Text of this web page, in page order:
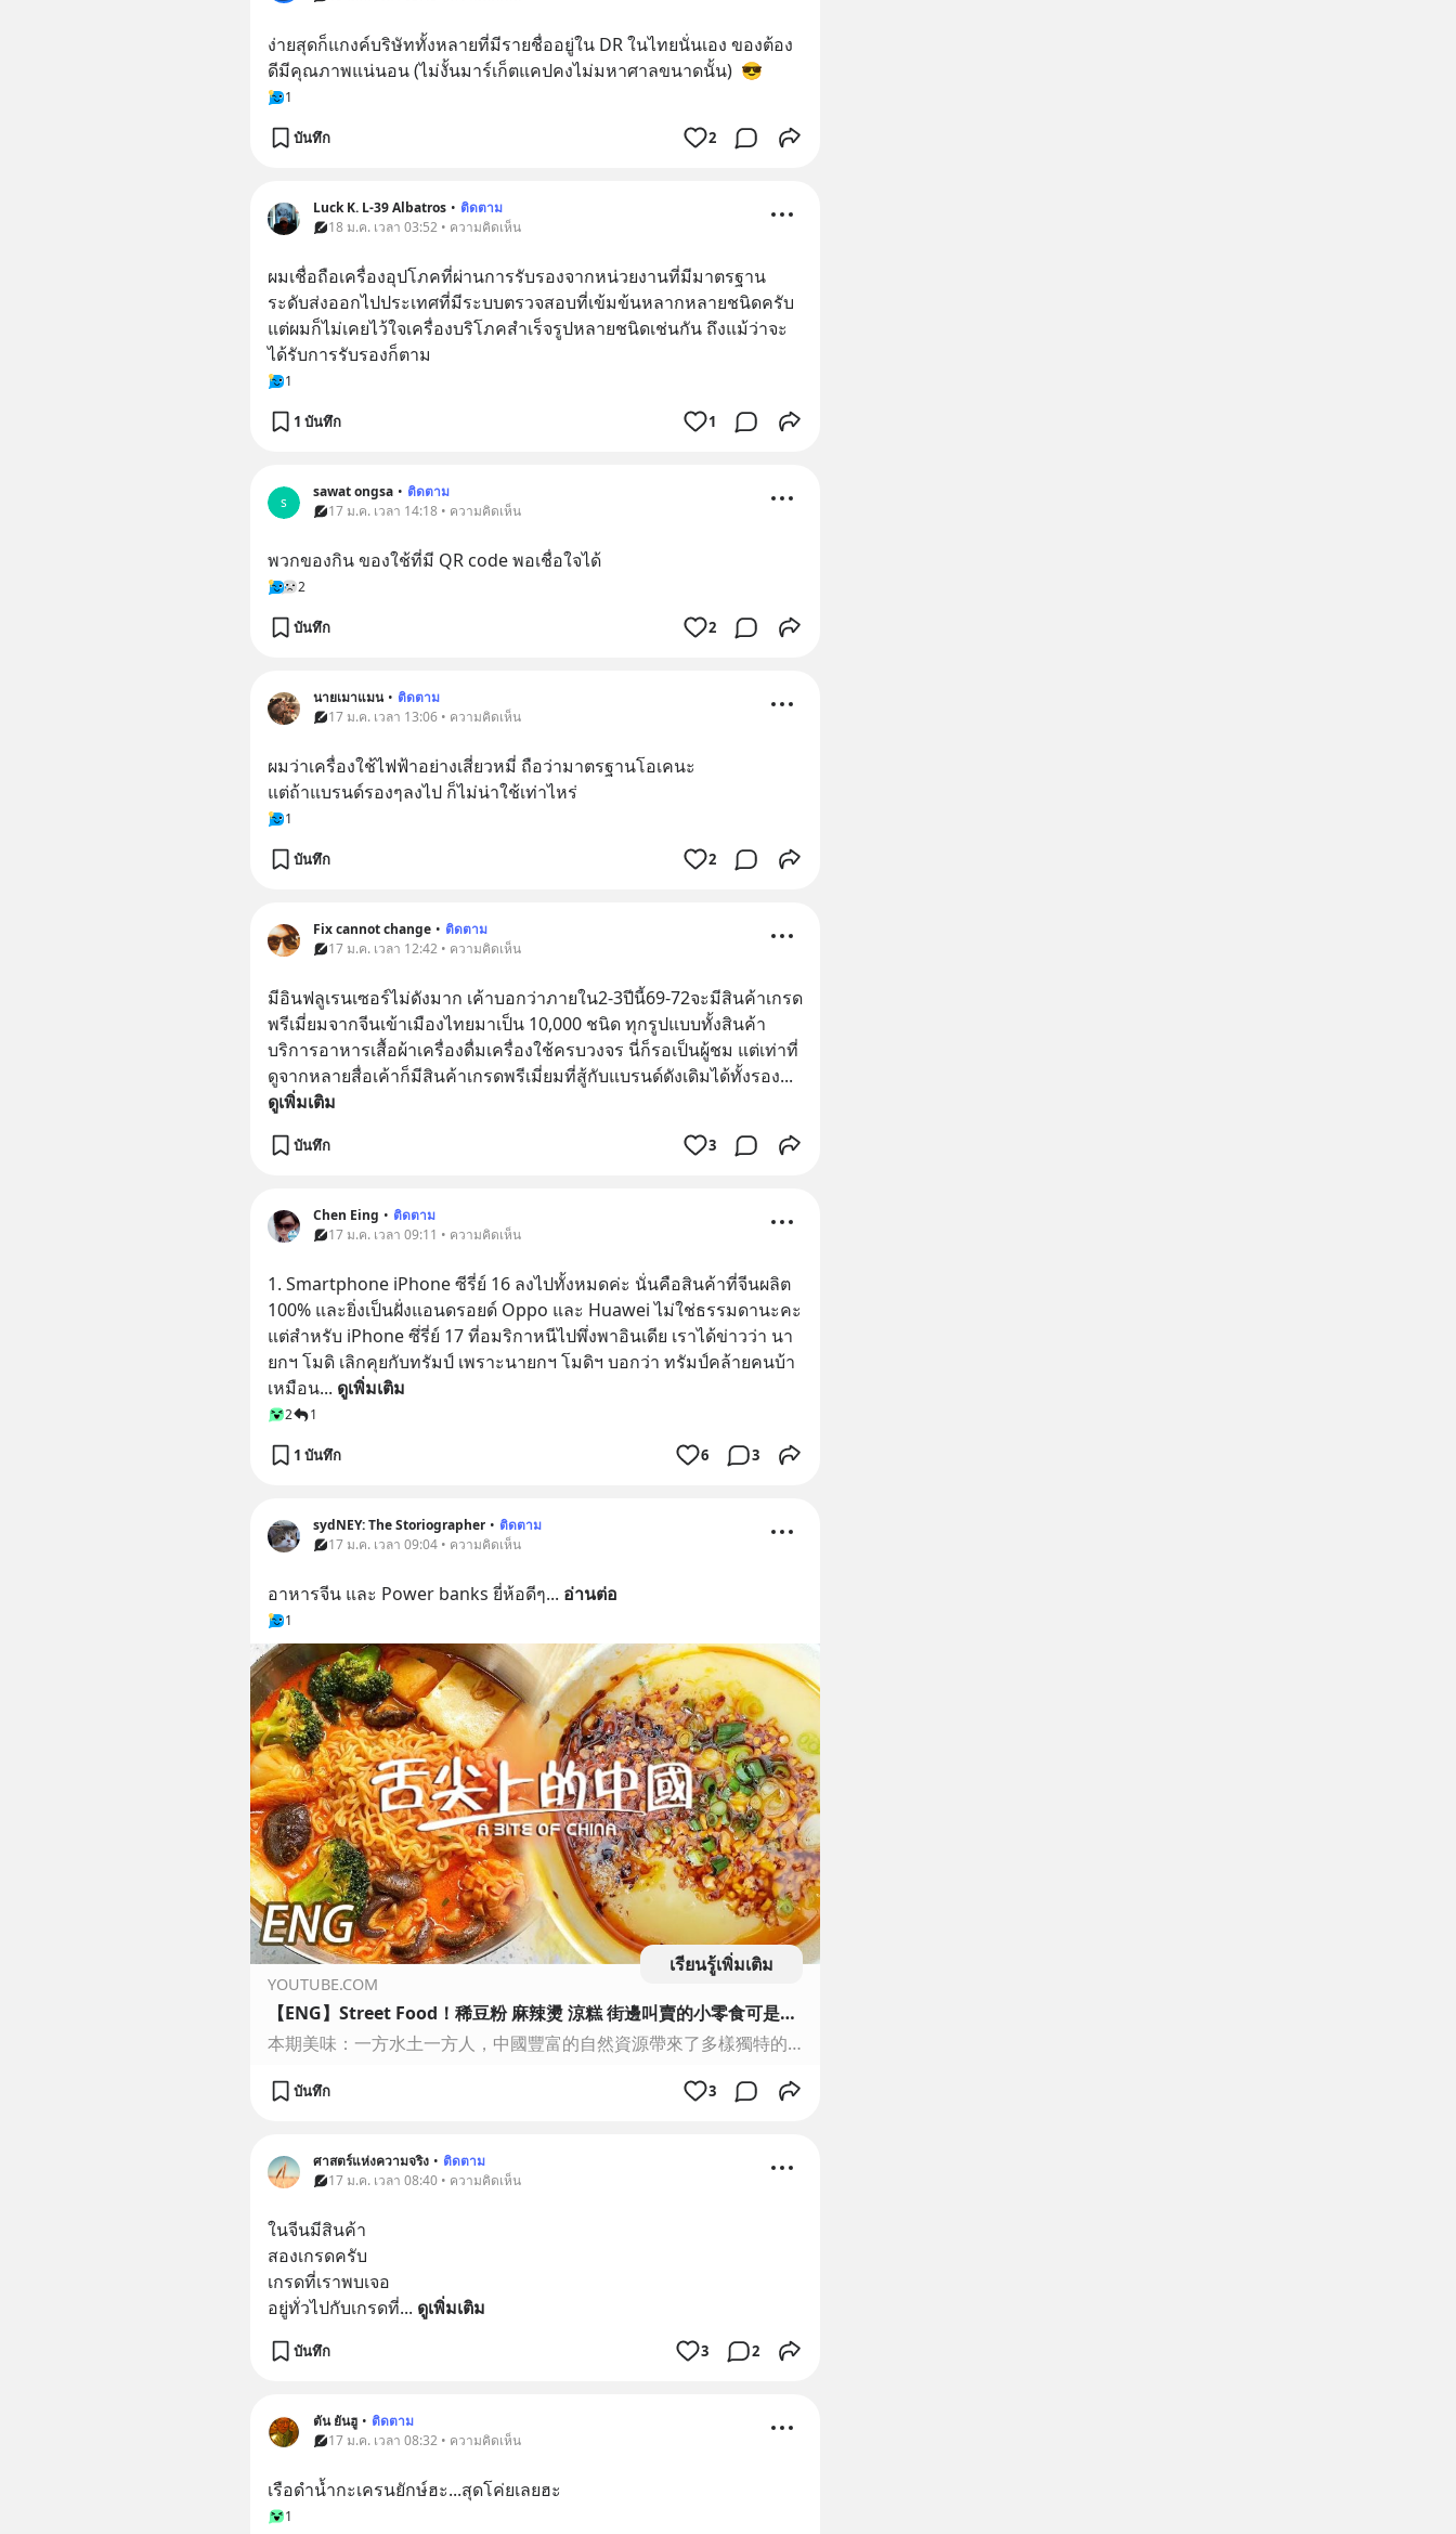
ง่ายสุดก็แกงค์บริษัททั้งหลายที่มีรายชื่ออยู่ใน DR ในไทยนั่นเอง ของต้อง
ดีมีคุณภาพแน่นอน (ไม่งั้นมาร์เก็ตแคปคงไม่มหาศาลขนาดนั้น)  😎
1
บันทึก 2
Luck K. L-39 Albatros • ติดตาม
18 ม.ค. เวลา 03:52 • ความคิดเห็น
ผมเชื่อถือเครื่องอุปโภคที่ผ่านการรับรองจากหน่วยงานที่มีมาตรฐาน
ระดับส่งออกไปประเทศที่มีระบบตรวจสอบที่เข้มข้นหลากหลายชนิดครับ
แต่ผมก็ไม่เคยไว้ใจเครื่องบริโภคสำเร็จรูปหลายชนิดเช่นกัน ถึงแม้ว่าจะ
ได้รับการรับรองก็ตาม
1
1 บันทึก 1
s
sawat ongsa • ติดตาม
17 ม.ค. เวลา 14:18 • ความคิดเห็น
พวกของกิน ของใช้ที่มี QR code พอเชื่อใจได้
2
บันทึก 2
นายเมาแมน • ติดตาม
17 ม.ค. เวลา 13:06 • ความคิดเห็น
ผมว่าเครื่องใช้ไฟฟ้าอย่างเสี่ยวหมี่ ถือว่ามาตรฐานโอเคนะ
แต่ถ้าแบรนด์รองๆลงไป ก็ไม่น่าใช้เท่าไหร่
1
บันทึก 2
Fix cannot change • ติดตาม
17 ม.ค. เวลา 12:42 • ความคิดเห็น
มีอินฟลูเรนเซอร์ไม่ดังมาก เค้าบอกว่าภายใน2-3ปีนี้69-72จะมีสินค้าเกรด
พรีเมี่ยมจากจีนเข้าเมืองไทยมาเป็น 10,000 ชนิด ทุกรูปแบบทั้งสินค้า
บริการอาหารเสื้อผ้าเครื่องดื่มเครื่องใช้ครบวงจร นี่ก็รอเป็นผู้ชม แต่เท่าที่
ดูจากหลายสื่อเค้าก็มีสินค้าเกรดพรีเมี่ยมที่สู้กับแบรนด์ดังเดิมได้ทั้งรอง...
ดูเพิ่มเติม
บันทึก 3
Chen Eing • ติดตาม
17 ม.ค. เวลา 09:11 • ความคิดเห็น
1. Smartphone iPhone ซีรี่ย์ 16 ลงไปทั้งหมดค่ะ นั่นคือสินค้าที่จีนผลิต
100% และยิ่งเป็นฝั่งแอนดรอยด์ Oppo และ Huawei ไม่ใช่ธรรมดานะคะ
แต่สำหรับ iPhone ซึ่รี่ย์ 17 ที่อมริกาหนีไปพึ่งพาอินเดีย เราได้ข่าวว่า นา
ยกฯ โมดิ เลิกคุยกับทรัมป์ เพราะนายกฯ โมดิฯ บอกว่า ทรัมป์คล้ายคนบ้า
เหมือน... ดูเพิ่มเติม
2 1
1 บันทึก 6 3
sydNEY: The Storiographer • ติดตาม
17 ม.ค. เวลา 09:04 • ความคิดเห็น
อาหารจีน และ Power banks ยี่ห้อดีๆ... อ่านต่อ
1
เรียนรู้เพิ่มเติม
YOUTUBE.COM
【ENG】Street Food！稀豆粉 麻辣燙 涼糕 街邊叫賣的小零食可是搶手貨 來晚了就沒啦！EP2 | 舌尖上的中國 A Bite of China
本期美味：一方水土一方人，中國豐富的自然資源帶來了多樣獨特的小吃品類，這些食物往往就地取材，最親和、最能體現當地特色，也最令人回味，在中國飲食文化中具有突出地位和旺盛生命力。小吃濃縮一地風土人情，成為別致的地方民俗符號，體現著當地物質及社會生活風貌。🍚【English Dubbed Movies】A Bite…
บันทึก 3
ศาสตร์แห่งความจริง • ติดตาม
17 ม.ค. เวลา 08:40 • ความคิดเห็น
ในจีนมีสินค้า
สองเกรดครับ
เกรดที่เราพบเจอ
อยู่ทั่วไปกับเกรดที่... ดูเพิ่มเติม
บันทึก 3 2
ตัน ยันฮู • ติดตาม
17 ม.ค. เวลา 08:32 • ความคิดเห็น
เรือดำน้ำกะเครนยักษ์ฮะ...สุดโค่ยเลยฮะ
1